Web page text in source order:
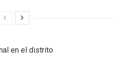
en el distrito